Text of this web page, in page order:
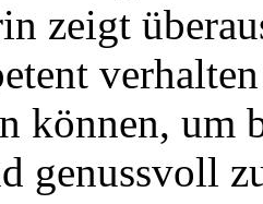
zeigt
können, um
genussvoll